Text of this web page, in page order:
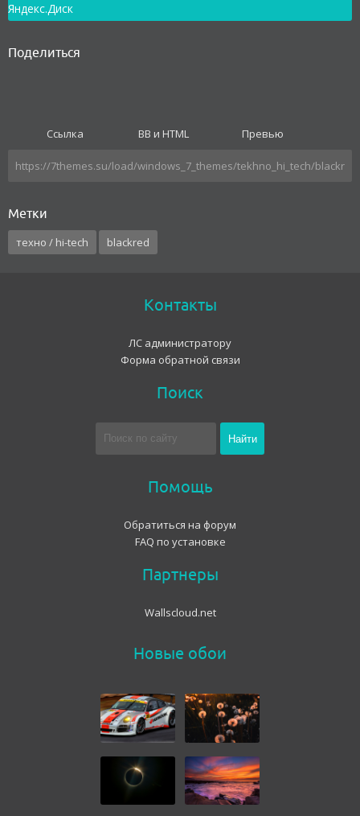
Яндекс.Диск
Поделиться
Ссылка BB и HTML Превью
Метки
техно / hi-tech blackred
Контакты
ЛС администратору
Форма обратной связи
Поиск
Помощь
Обратиться на форум
FAQ по установке
Партнеры
Wallscloud.net
Новые обои